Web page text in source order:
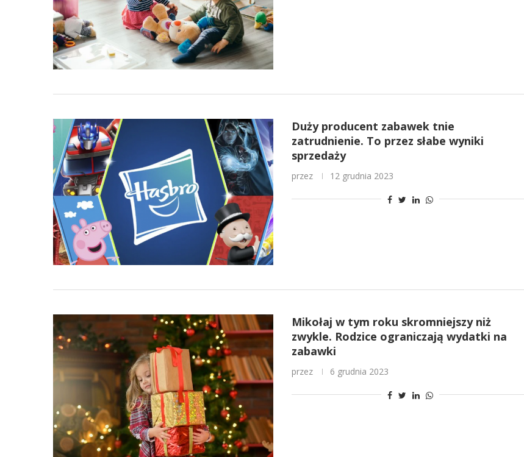
Duży producent zabawek tnie
zatrudnienie. To przez słabe wyniki
sprzedaży
przez 12 grudnia 2023
Mikołaj w tym roku skromniejszy niż
zwykle. Rodzice ograniczają wydatki na
zabawki
przez 6 grudnia 2023